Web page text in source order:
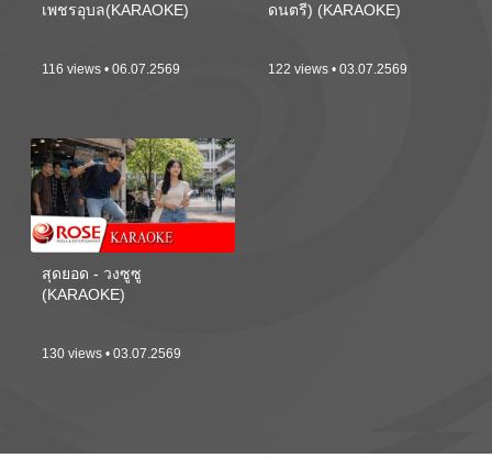
เพชรอุบล(KARAOKE)
116 views • 06.07.2569
ดนตรี) (KARAOKE)
122 views • 03.07.2569
สุดยอด - วงซูซู
(KARAOKE)
130 views • 03.07.2569